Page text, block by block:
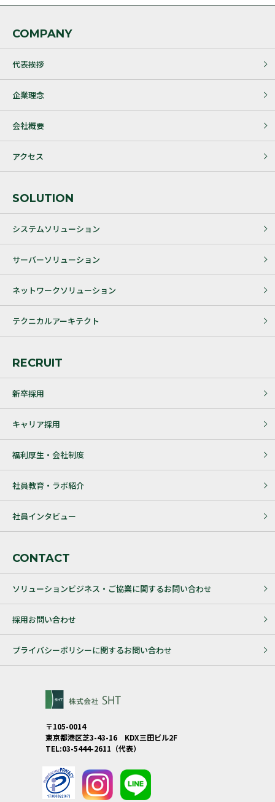
COMPANY
代表挨拶
企業理念
会社概要
アクセス
SOLUTION
システムソリューション
サーバーソリューション
ネットワークソリューション
テクニカルアーキテクト
RECRUIT
新卒採用
キャリア採用
福利厚生・会社制度
社員教育・ラボ紹介
社員インタビュー
CONTACT
ソリューションビジネス・ご協業に関するお問い合わせ
採用お問い合わせ
プライバシーポリシーに関するお問い合わせ
〒105-0014
東京都港区芝3-43-16 KDX三田ビル2F
TEL:03-5444-2611（代表）